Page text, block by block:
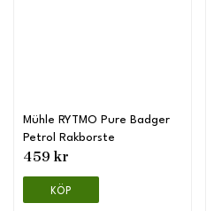
Mühle RYTMO Pure Badger
Petrol Rakborste
459 kr
KÖP